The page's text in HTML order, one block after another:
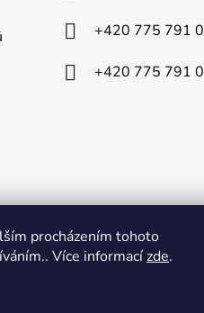
procházením tohoto
Více informacízde.
+420 775 791
+420 775 791